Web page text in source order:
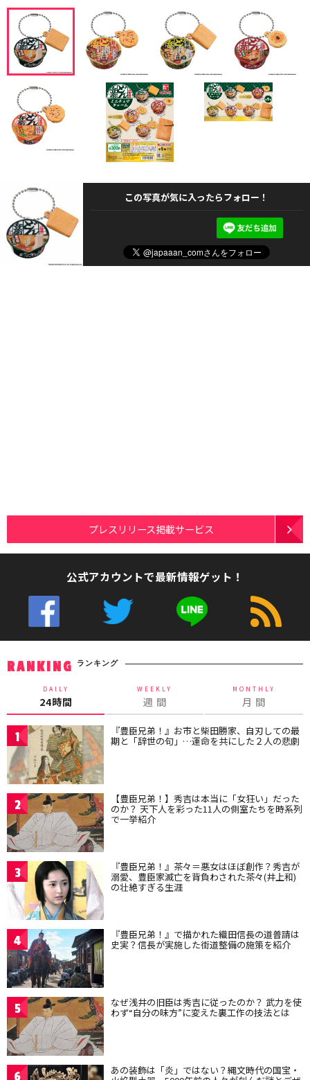
この写真が気に入ったらフォロー！
プレスリリース掲載サービス
公式アカウントで最新情報ゲット！
RANKING ランキング
DAILY
24時間
WEEKLY
週 間
MONTHLY
月 間
1 『豊臣兄弟！』お市と柴田勝家、自刃しての最
期と「辞世の句」…運命を共にした２人の悲劇
2 【豊臣兄弟！】秀吉は本当に「女狂い」だった
のか？ 天下人を彩った11人の側室たちを時系列
で一挙紹介
3 『豊臣兄弟！』茶々＝悪女はほぼ創作？秀吉が
溺愛、豊臣家滅亡を背負わされた茶々(井上和)
の壮絶すぎる生涯
4 『豊臣兄弟！』で描かれた織田信長の道普請は
史実？信長が実施した街道整備の施策を紹介
5 なぜ浅井の旧臣は秀吉に従ったのか？ 武力を使
わず“自分の味方”に変えた裏工作の技法とは
6 あの装飾は「炎」ではない？縄文時代の国宝・